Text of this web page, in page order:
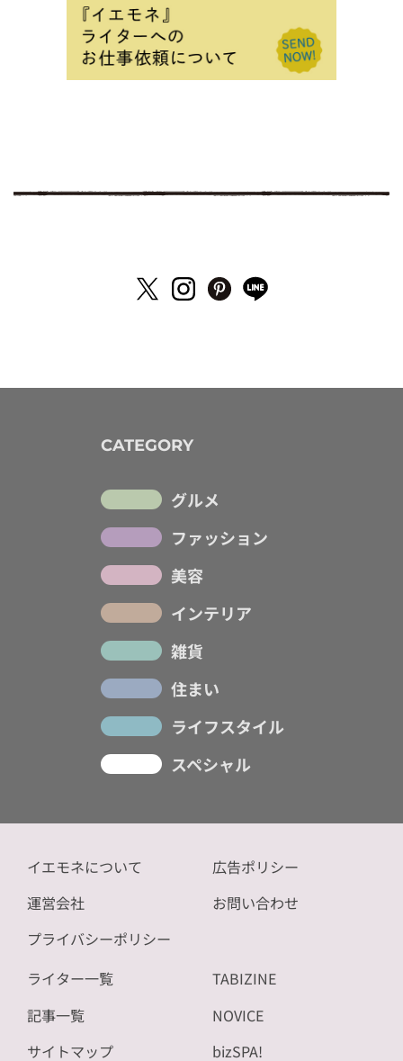
CATEGORY
グルメ
ファッション
美容
インテリア
雑貨
住まい
ライフスタイル
スペシャル
イエモネについて
運営会社
プライバシーポリシー
広告ポリシー
お問い合わせ
ライター一覧
記事一覧
サイトマップ
TABIZINE
NOVICE
bizSPA!